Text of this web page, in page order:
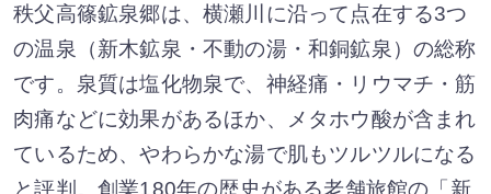
秩父高篠鉱泉郷は、横瀬川に沿って点在する3つ
の温泉（新木鉱泉・不動の湯・和銅鉱泉）の総称
です。泉質は塩化物泉で、神経痛・リウマチ・筋
肉痛などに効果があるほか、メタホウ酸が含まれ
ているため、やわらかな湯で肌もツルツルになる
と評判。創業180年の歴史がある老舗旅館の「新